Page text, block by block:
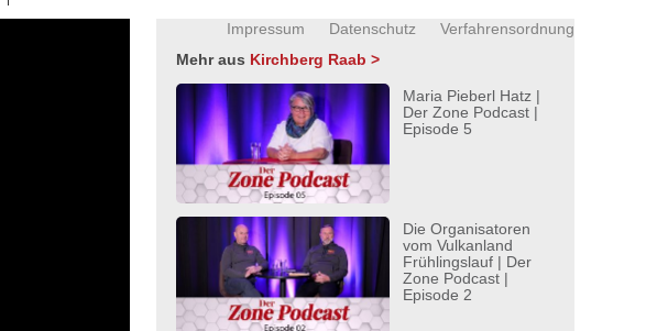
Impressum Datenschutz
Verfahrensordnung
Mehr aus Kirchberg Raab >
Maria Pieberl Hatz |
Der Zone Podcast |
Episode 5
Die Organisatoren
vom Vulkanland
Frühlingslauf | Der
Zone Podcast |
Episode 2